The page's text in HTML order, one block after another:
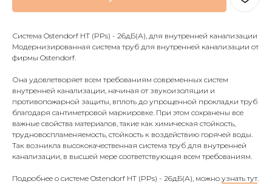
Система Ostendorf HT (PPs) - 26дБ(А), для внутренней канализации
Модернизированная система труб для внутренней канализации от
фирмы Ostendorf.
Она удовлетворяет всем требованиям современных систем
внутренней канализации, начиная от звукоизоляции и
противопожарной защиты, вплоть до упрощенной прокладки труб
благодаря сантиметровой маркировке. При этом сохранены все
важные свойства материалов, такие как химическая стойкость,
трудновоспламеняемость, стойкость к воздействию горячей воды.
Так возникла высококачественная система труб для внутренней
канализации, в высшей мере соответствующая всем требованиям.
Подробнее о системе Ostendorf HT (PPs) - 26дБ(А), можно узнать тут.